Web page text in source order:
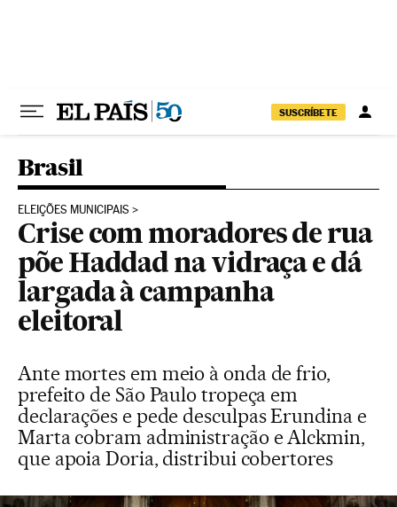
SUSCRÍBETE
Brasil
ELEIÇÕES MUNICIPAIS
Crise com moradores de rua
põe Haddad na vidraça e dá
largada à campanha
eleitoral
Ante mortes em meio à onda de frio,
prefeito de São Paulo tropeça em
declarações e pede desculpas Erundina e
Marta cobram administração e Alckmin,
que apoia Doria, distribui cobertores